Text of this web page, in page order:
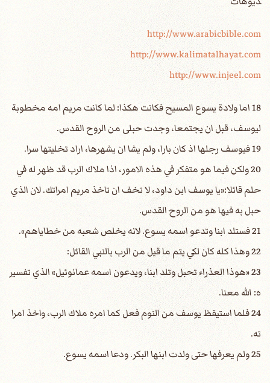
http://www.arabicbible.com
http://www.kalimatalhayat.com
http://www.injeel.com
18 اما ولادة يسوع المسيح فكانت هكذا: لما كانت مريم امه مخطوبة
ليوسف، قبل ان يجتمعا، وجدت حبلى من الروح القدس.
19 فيوسف رجلها اذ كان بارا، ولم يشا ان يشهرها، اراد تخليتها سرا.
20 ولكن فيما هو متفكر في هذه الامور، اذا ملاك الرب قد ظهر له في
حلم قائلا:«يا يوسف ابن داود، لا تخف ان تاخذ مريم امراتك. لان الذي
حبل به فيها هو من الروح القدس.
21 فستلد ابنا وتدعو اسمه يسوع. لانه يخلص شعبه من خطاياهم».
22 وهذا كله كان لكي يتم ما قيل من الرب بالنبي القائل:
23 «هوذا العذراء تحبل وتلد ابنا، ويدعون اسمه عمانوئيل» الذي تفسير
ه: الله معنا.
24 فلما استيقظ يوسف من النوم فعل كما امره ملاك الرب، واخذ امرا
ته.
25 ولم يعرفها حتى ولدت ابنها البكر. ودعا اسمه يسوع.